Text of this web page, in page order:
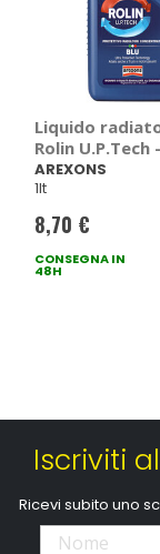
Liquido
Rolin U.P.Tech -
AREXONS
AREXONS
1lt
8,70 €
CONSEGNA IN
48H
Iscriviti
Ricevi subito uno